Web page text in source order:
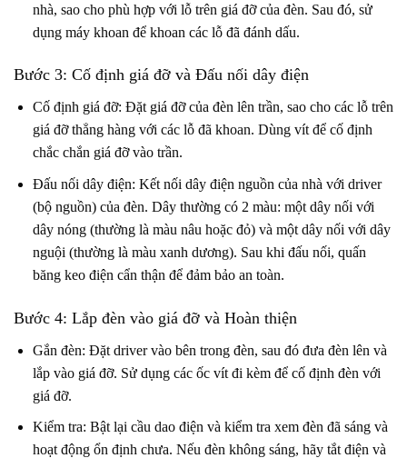
nhà, sao cho phù hợp với lỗ trên giá đỡ của đèn. Sau đó, sử
dụng máy khoan để khoan các lỗ đã đánh dấu.
Bước 3: Cố định giá đỡ và Đấu nối dây điện
Cố định giá đỡ: Đặt giá đỡ của đèn lên trần, sao cho các lỗ trên
giá đỡ thẳng hàng với các lỗ đã khoan. Dùng vít để cố định
chắc chắn giá đỡ vào trần.
Đấu nối dây điện: Kết nối dây điện nguồn của nhà với driver
(bộ nguồn) của đèn. Dây thường có 2 màu: một dây nối với
dây nóng (thường là màu nâu hoặc đỏ) và một dây nối với dây
nguội (thường là màu xanh dương). Sau khi đấu nối, quấn
băng keo điện cẩn thận để đảm bảo an toàn.
Bước 4: Lắp đèn vào giá đỡ và Hoàn thiện
Gắn đèn: Đặt driver vào bên trong đèn, sau đó đưa đèn lên và
lắp vào giá đỡ. Sử dụng các ốc vít đi kèm để cố định đèn với
giá đỡ.
Kiểm tra: Bật lại cầu dao điện và kiểm tra xem đèn đã sáng và
hoạt động ổn định chưa. Nếu đèn không sáng, hãy tắt điện và